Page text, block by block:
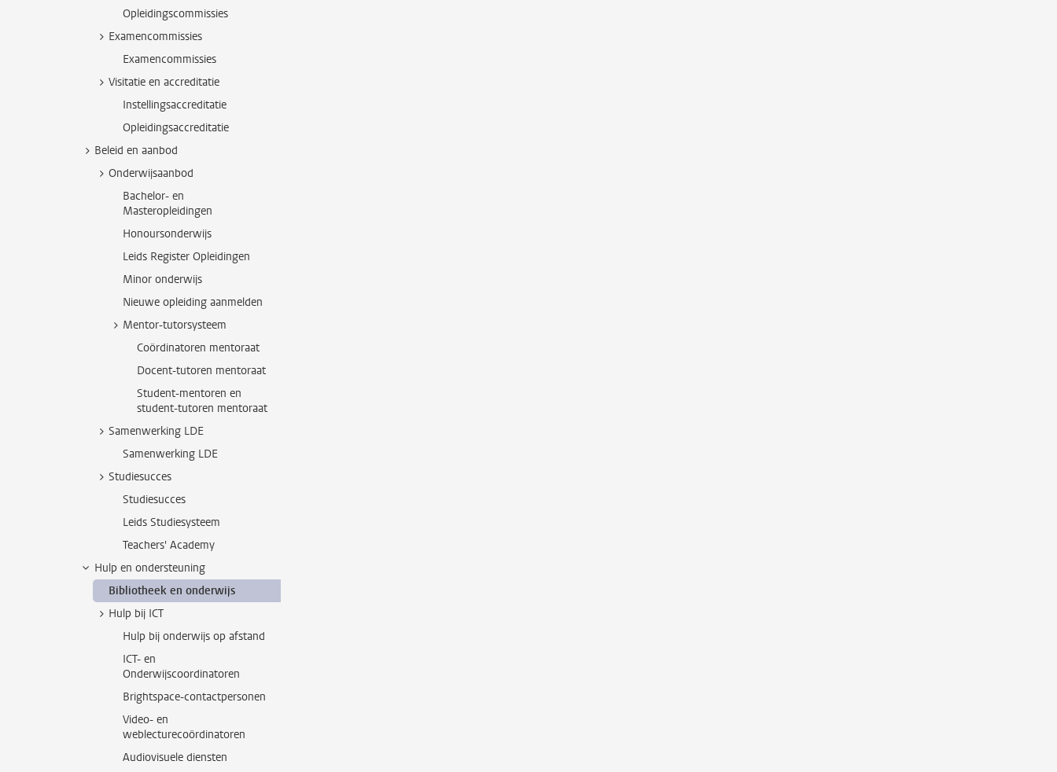
Opleidingscommissies
Examencommissies
Examencommissies
Visitatie en accreditatie
Instellingsaccreditatie
Opleidingsaccreditatie
Beleid en aanbod
Onderwijsaanbod
Bachelor- en
Masteropleidingen
Honoursonderwijs
Leids Register Opleidingen
Minor onderwijs
Nieuwe opleiding aanmelden
Mentor-tutorsysteem
Coördinatoren mentoraat
Docent-tutoren mentoraat
Student-mentoren en
student-tutoren mentoraat
Samenwerking LDE
Samenwerking LDE
Studiesucces
Studiesucces
Leids Studiesysteem
Teachers' Academy
Hulp en ondersteuning
Bibliotheek en onderwijs
Hulp bij ICT
Hulp bij onderwijs op afstand
ICT- en
Onderwijscoordinatoren
Brightspace-contactpersonen
Video- en
weblecturecoördinatoren
Audiovisuele diensten